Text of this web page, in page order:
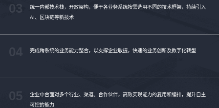
统一内部技术栈，开放架构，便于各业务系统按需选用不同的技术框架，持续引入
AI、区块链等新技术
03
完成跨系统的业务能力整合，以支撑企业敏捷，快速的业务创新及数字化转型
企业中台面对多个行业、渠道、合作伙伴，高效实现能力的复用和编排，提升自主
可控的能力
05